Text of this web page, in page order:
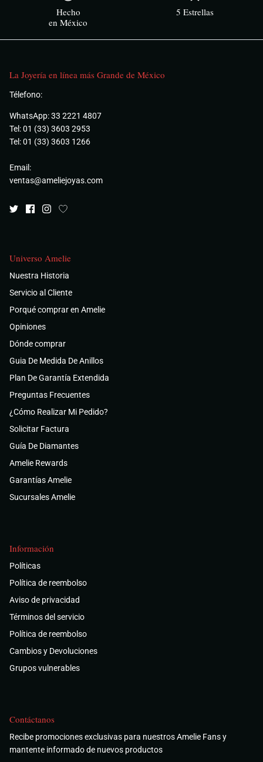
Hecho
en México
5 Estrellas
La Joyería en línea más Grande de México
Télefono:
WhatsApp: 33 2221 4807
Tel: 01 (33) 3603 2953
Tel: 01 (33) 3603 1266
Email:
ventas@ameliejoyas.com
Universo Amelie
Nuestra Historia
Servicio al Cliente
Porqué comprar en Amelie
Opiniones
Dónde comprar
Guia De Medida De Anillos
Plan De Garantía Extendida
Preguntas Frecuentes
¿Cómo Realizar Mi Pedido?
Solicitar Factura
Guía De Diamantes
Amelie Rewards
Garantías Amelie
Sucursales Amelie
Información
Políticas
Política de reembolso
Aviso de privacidad
Términos del servicio
Política de reembolso
Cambios y Devoluciones
Grupos vulnerables
Contáctanos
Recibe promociones exclusivas para nuestros Amelie Fans y
mantente informado de nuevos productos